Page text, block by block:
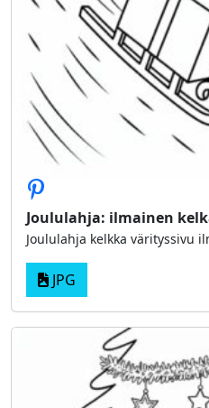
Joululahja: ilmainen
Joululahja kelkka värityssivu
JPG